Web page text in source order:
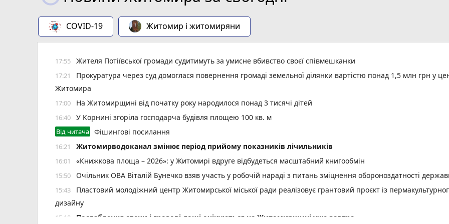
COVID-19 Житомир і житомиряни
17:55 Жителя Потіївської громади судитимуть за умисне вбивство своєї співмешканки
17:21
Прокуратура через суд домоглася повернення громаді земельної ділянки вартістю понад 1,5 млн грн у
Житомира
17:00 На Житомирщині від початку року народилося понад 3 тисячі дітей
16:40 У Корнині згоріла господарча будівля площею 100 кв. м
Від читача Фішингові посилання
16:21 Житомирводоканал змінює період прийому показників лічильників
16:01 «Книжкова площа – 2026»: у Житомирі вдруге відбудеться масштабний книгообмін
15:50 Очільник ОВА Віталій Бунечко взяв участь у робочій нараді з питань зміцнення обороноздатності
15:43
Пластовий молодіжний центр Житомирської міської ради реалізовує грантовий проєкт із
дизайну
15:19
Послаблення спеки і грозові дощі очікуються на Житомирщині уже завтра